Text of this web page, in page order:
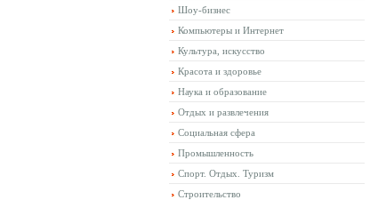
Шоу-бизнес
Компьютеры и Интернет
Культура, искусство
Красота и здоровье
Наука и образование
Отдых и развлечения
Социальная сфера
Промышленность
Спорт. Отдых. Туризм
Строительство